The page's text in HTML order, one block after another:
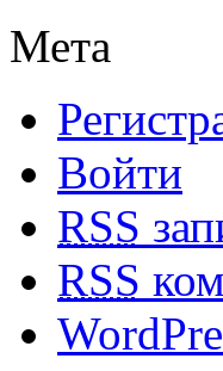
Мета
Войти
RSS
RSS